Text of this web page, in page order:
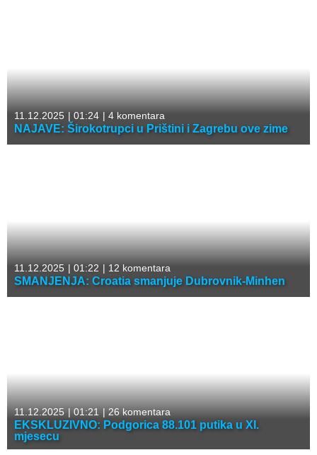
11.12.2025 | 01:24 | 4 komentara
NAJAVE: Širokotrupci u Prištini i Zagrebu ove zime
11.12.2025 | 01:22 | 12 komentara
SMANJENJA: Croatia smanjuje Dubrovnik-Minhen
11.12.2025 |01:21 |26 komentara
EKSKLUZIVNO: Podgorica 88.101 putika u XI.
mjesecu